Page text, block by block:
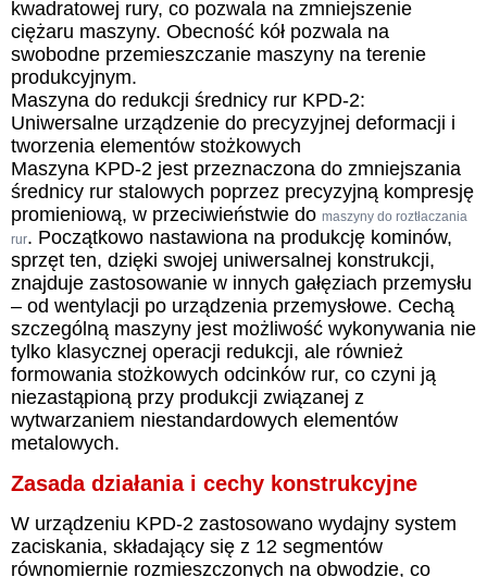
kwadratowej rury, co pozwala na zmniejszenie
ciężaru maszyny. Obecność kół pozwala na
swobodne przemieszczanie maszyny na terenie
produkcyjnym.
Maszyna do redukcji średnicy rur KPD-2:
Uniwersalne urządzenie do precyzyjnej deformacji i
tworzenia elementów stożkowych
Maszyna KPD-2 jest przeznaczona do zmniejszania
średnicy rur stalowych poprzez precyzyjną kompresję
promieniową, w przeciwieństwie do maszyny do roztłaczania
rur. Początkowo nastawiona na produkcję kominów,
sprzęt ten, dzięki swojej uniwersalnej konstrukcji,
znajduje zastosowanie w innych gałęziach przemysłu
– od wentylacji po urządzenia przemysłowe. Cechą
szczególną maszyny jest możliwość wykonywania nie
tylko klasycznej operacji redukcji, ale również
formowania stożkowych odcinków rur, co czyni ją
niezastąpioną przy produkcji związanej z
wytwarzaniem niestandardowych elementów
metalowych.
Zasada działania i cechy konstrukcyjne
W urządzeniu KPD-2 zastosowano wydajny system
zaciskania, składający się z 12 segmentów
równomiernie rozmieszczonych na obwodzie, co